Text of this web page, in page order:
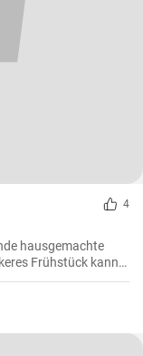
4
hausgemachte
Frühstück kann